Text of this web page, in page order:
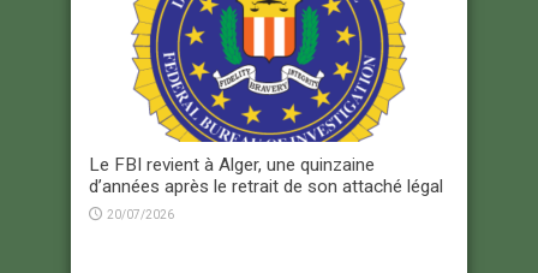
Le FBI revient à Alger, une quinzaine
d’années après le retrait de son attaché légal
20/07/2026